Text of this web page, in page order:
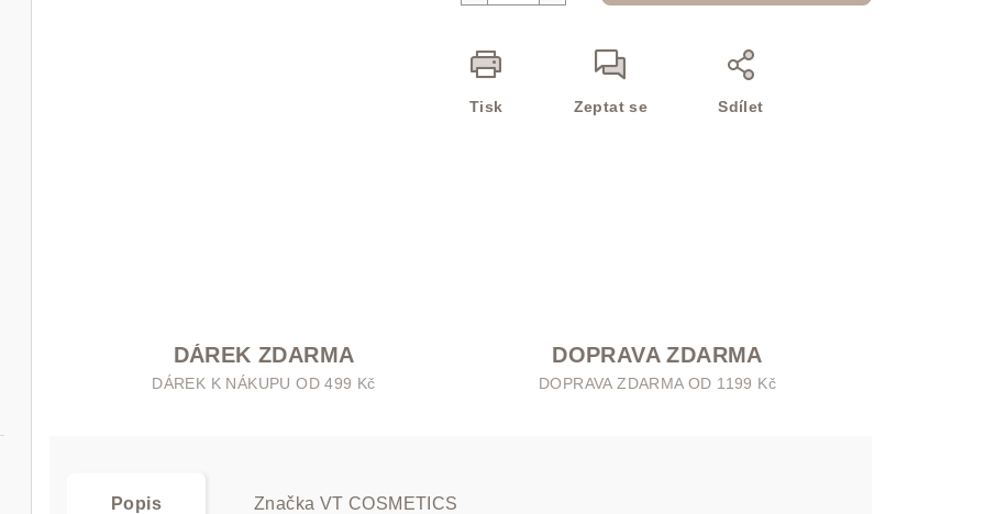
Tisk Zeptat se Sdílet
DÁREK ZDARMA
DÁREK K NÁKUPU OD 499 Kč
DOPRAVA ZDARMA
DOPRAVA ZDARMA OD 1199 Kč
Popis Značka VT COSMETICS